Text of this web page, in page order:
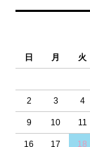
日 月 火
2 3 4
9 10 11
16 17 18